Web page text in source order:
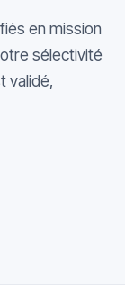
en mission
sélectivité
validé,